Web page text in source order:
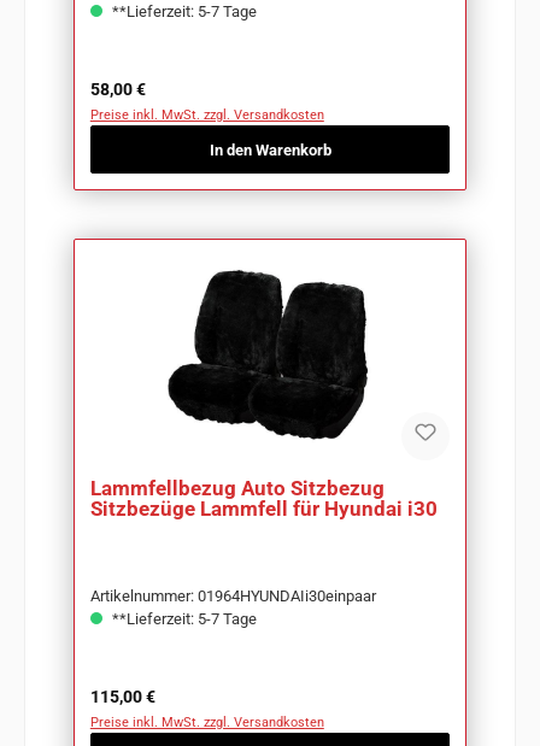
**Lieferzeit: 5-7 Tage
Regulärer Preis:
58,00 €
Preise inkl. MwSt. zzgl. Versandkosten
In den Warenkorb
Lammfellbezug Auto Sitzbezug
Sitzbezüge Lammfell für Hyundai i30
Artikelnummer: 01964HYUNDAIi30einpaar
**Lieferzeit: 5-7 Tage
Regulärer Preis:
115,00 €
Preise inkl. MwSt. zzgl. Versandkosten